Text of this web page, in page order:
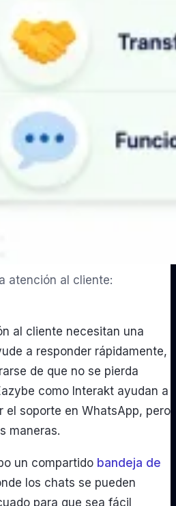
atención al cliente:
al cliente necesitan una
a responder rápidamente,
de que no se pierda
como Interakt ayudan a
el soporte en WhatsApp, pero
maneras.
un compartido bandeja de
los chats se pueden
para que sea fácil